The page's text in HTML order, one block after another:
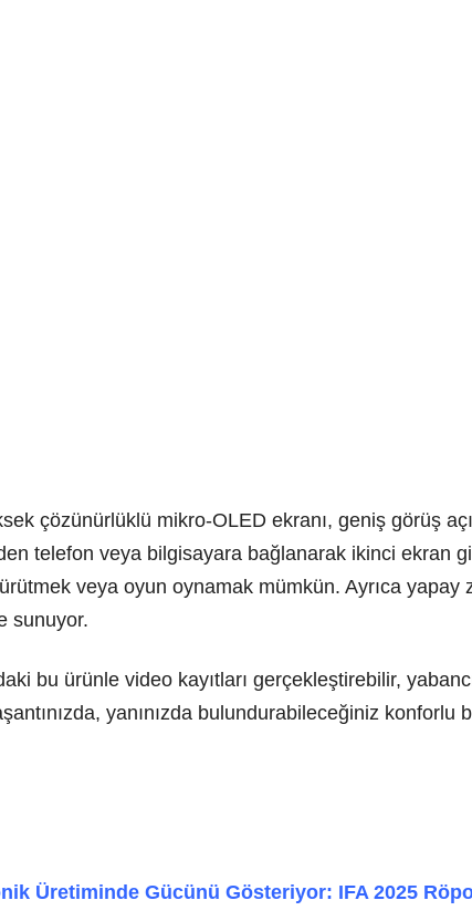
çözünürlüklü mikro-OLED ekranı, geniş görüş
telefon veya bilgisayara bağlanarak ikinci ekran
veya oyun oynamak mümkün. Ayrıca
sunuyor.
bu ürünle video kayıtları gerçekleştirebilir,
yanınızda bulundurabileceğiniz konforlu
Üretiminde Gücünü Gösteriyor: IFA 2025